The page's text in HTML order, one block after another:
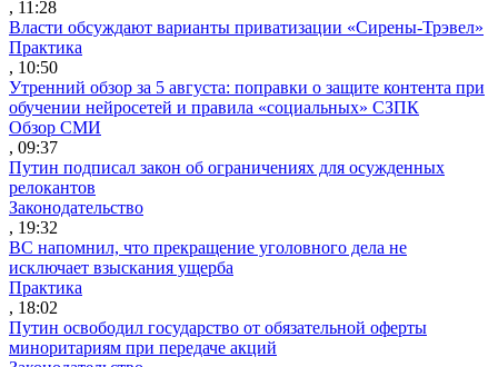
, 11:28
Власти обсуждают варианты приватизации «Сирены-Трэвел»
Практика
, 10:50
Утренний обзор за 5 августа: поправки о защите контента при
обучении нейросетей и правила «социальных» СЗПК
Обзор СМИ
, 09:37
Путин подписал закон об ограничениях для осужденных
релокантов
Законодательство
, 19:32
ВС напомнил, что прекращение уголовного дела не
исключает взыскания ущерба
Практика
, 18:02
Путин освободил государство от обязательной оферты
миноритариям при передаче акций